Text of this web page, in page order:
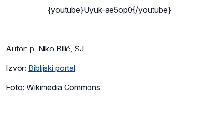
{youtube}Uyuk-ae5op0{/youtube}
Autor: p. Niko Bilić, SJ
Izvor: Biblijski portal
Foto: Wikimedia Commons